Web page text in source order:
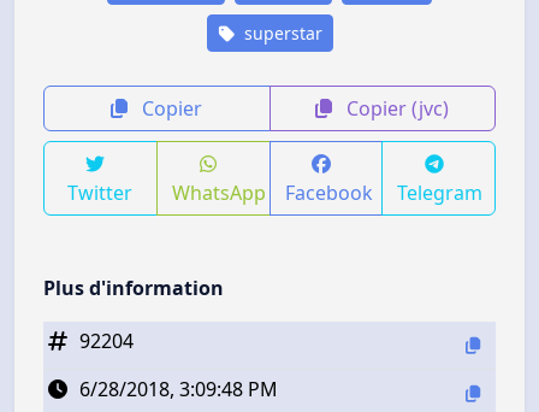
superstar
Copier Copier (jvc)
Twitter WhatsApp Facebook Telegram
Plus d'information
92204
6/28/2018, 3:09:48 PM